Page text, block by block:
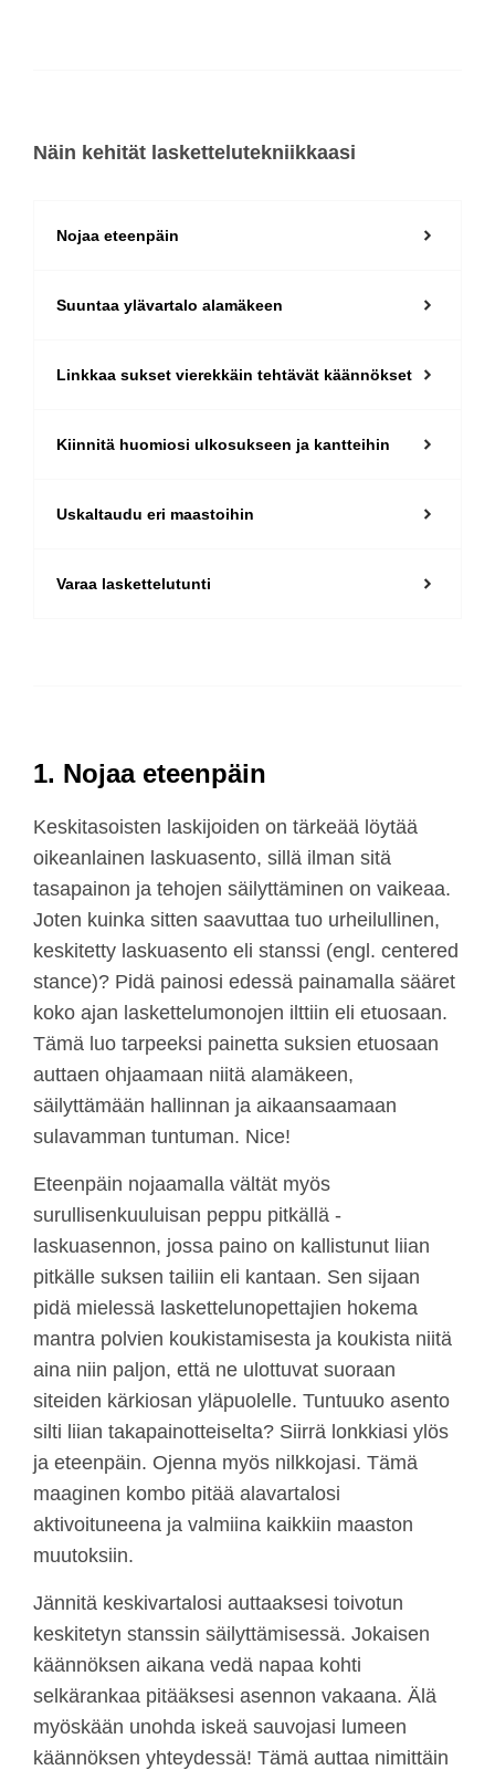
Näin kehität laskettelutekniikkaasi
Nojaa eteenpäin
Suuntaa ylävartalo alamäkeen
Linkkaa sukset vierekkäin tehtävät käännökset
Kiinnitä huomiosi ulkosukseen ja kantteihin
Uskaltaudu eri maastoihin
Varaa laskettelutunti
1. Nojaa eteenpäin
Keskitasoisten laskijoiden on tärkeää löytää
oikeanlainen laskuasento, sillä ilman sitä
tasapainon ja tehojen säilyttäminen on vaikeaa.
Joten kuinka sitten saavuttaa tuo urheilullinen,
keskitetty laskuasento eli stanssi (engl. centered
stance)? Pidä painosi edessä painamalla sääret
koko ajan laskettelumonojen ilttiin eli etuosaan.
Tämä luo tarpeeksi painetta suksien etuosaan
auttaen ohjaamaan niitä alamäkeen,
säilyttämään hallinnan ja aikaansaamaan
sulavamman tuntuman. Nice!
Eteenpäin nojaamalla vältät myös
surullisenkuuluisan peppu pitkällä -
laskuasennon, jossa paino on kallistunut liian
pitkälle suksen tailiin eli kantaan. Sen sijaan
pidä mielessä laskettelunopettajien hokema
mantra polvien koukistamisesta ja koukista niitä
aina niin paljon, että ne ulottuvat suoraan
siteiden kärkiosan yläpuolelle. Tuntuuko asento
silti liian takapainotteiselta? Siirrä lonkkiasi ylös
ja eteenpäin. Ojenna myös nilkkojasi. Tämä
maaginen kombo pitää alavartalosi
aktivoituneena ja valmiina kaikkiin maaston
muutoksiin.
Jännitä keskivartalosi auttaaksesi toivotun
keskitetyn stanssin säilyttämisessä. Jokaisen
käännöksen aikana vedä napaa kohti
selkärankaa pitääksesi asennon vakaana. Älä
myöskään unohda iskeä sauvojasi lumeen
käännöksen yhteydessä! Tämä auttaa nimittäin